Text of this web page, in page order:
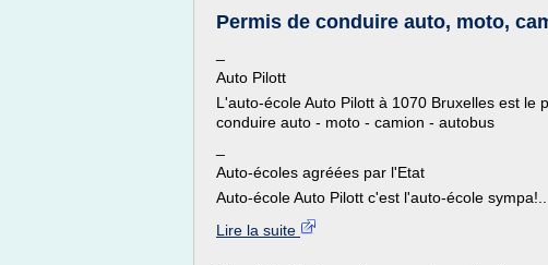
Permis de conduire auto, moto,
Auto Pilott
L'auto-école Auto Pilott à 1070 Bruxelles est
conduire auto - moto - camion - autobus
Auto-écoles agréées par l'Etat
Auto-école Auto Pilott c'est l'auto-école sympa!...
Lire la suite